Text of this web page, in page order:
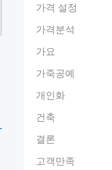
가격 설정
가격분석
가요
가죽공예
개인화
건축
결론
고객만족